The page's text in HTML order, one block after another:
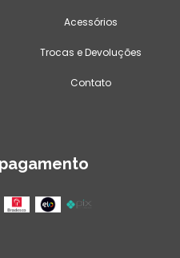
Acessórios
Trocas e Devoluções
Contato